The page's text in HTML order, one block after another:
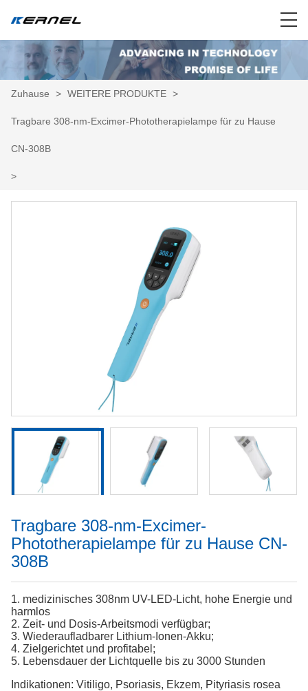
Zuhause > WEITERE PRODUKTE >
Tragbare 308-nm-Excimer-Phototherapielampe für zu Hause
CN-308B
>
Tragbare 308-nm-Excimer-
Phototherapielampe für zu Hause CN-
308B
1. medizinisches 308nm UV-LED-Licht, hohe Energie und
harmlos
2. Zeit- und Dosis-Arbeitsmodi verfügbar;
3. Wiederaufladbarer Lithium-Ionen-Akku;
4. Zielgerichtet und profitabel;
5. Lebensdauer der Lichtquelle bis zu 3000 Stunden
Indikationen: Vitiligo, Psoriasis, Ekzem, Pityriasis rosea